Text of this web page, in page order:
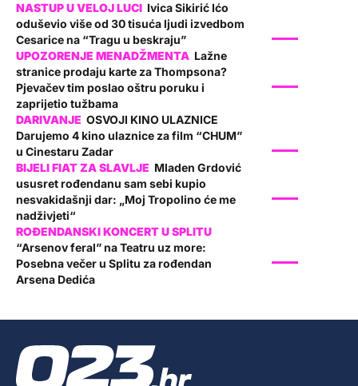
Ivica Sikirić Ićo
oduševio više od 30 tisuća ljudi izvedbom
Cesarice na “Tragu u beskraju”
Lažne
stranice prodaju karte za Thompsona?
Pjevačev tim poslao oštru poruku i
zaprijetio tužbama
OSVOJI KINO ULAZNICE
Darujemo 4 kino ulaznice za film “CHUM”
u Cinestaru Zadar
Mladen Grdović
ususret rođendanu sam sebi kupio
nesvakidašnji dar: „Moj Tropolino će me
nadživjeti“
“Arsenov feral” na Teatru uz more:
Posebna večer u Splitu za rođendan
Arsena Dedića